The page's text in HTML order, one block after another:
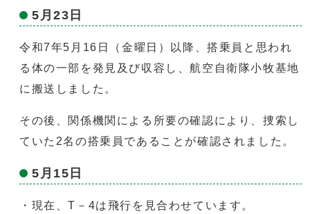
5月23日
令和7年5月16日（金曜日）以降、搭乗員と思われ
る体の一部を発見及び収容し、航空自衛隊小牧基地
に搬送しました。
その後、関係機関による所要の確認により、捜索し
ていた2名の搭乗員であることが確認されました。
5月15日
・現在、T－4は飛行を見合わせています。